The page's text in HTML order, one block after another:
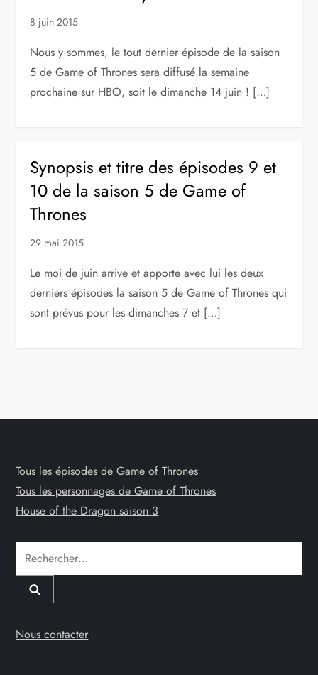
8 juin 2015
Nous y sommes, le tout dernier épisode de la saison
5 de Game of Thrones sera diffusé la semaine
prochaine sur HBO, soit le dimanche 14 juin ! […]
Synopsis et titre des épisodes 9 et
10 de la saison 5 de Game of
Thrones
29 mai 2015
Le moi de juin arrive et apporte avec lui les deux
derniers épisodes la saison 5 de Game of Thrones qui
sont prévus pour les dimanches 7 et […]
Tous les épisodes de Game of Thrones
Tous les personnages de Game of Thrones
House of the Dragon saison 3
Rechercher :
Nous contacter